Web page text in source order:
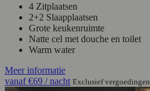
4 Zitplaatsen
2+2 Slaapplaatsen
Grote keukenruimte
Natte cel met douche en toilet
Warm water
Meer informatie
vanaf€69 / nacht Exclusief vergoedingen